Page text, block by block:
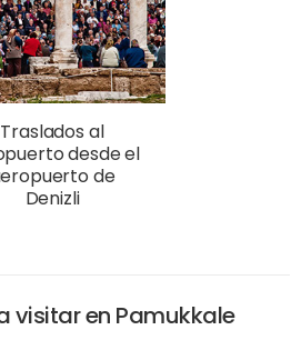
Traslados al
desde el
de
Denizli
visitar en Pamukkale